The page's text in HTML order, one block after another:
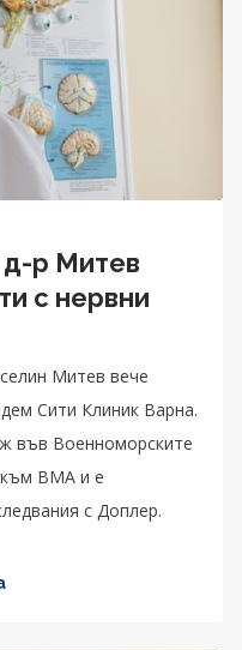
д-р Митев
с нервни
Митев вече
Сити Клиник Варна.
във Военноморските
към ВМА и е
с Доплер.